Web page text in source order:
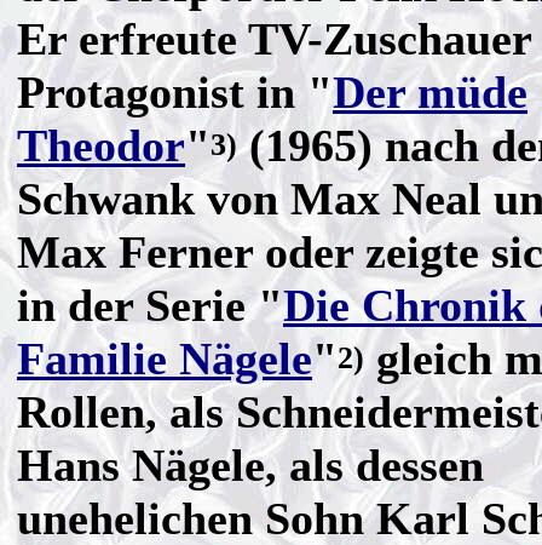
Er erfreute TV-Zuschauer
Protagonist in "Der müde
Theodor"3)(1965) nach
Schwank von Max Neal
Max Ferner oder zeigte
in der Serie "Die Chronik
Familie Nägele"2)gleich
Rollen, als
Hans Nägele, als dessen
unehelichen Sohn Karl